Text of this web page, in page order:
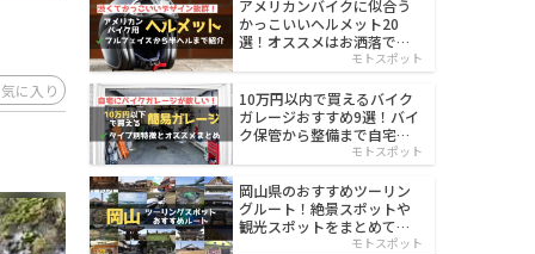
に入り
アメリカンバイクに似合う
かっこいいヘルメット20
選！オススメはお洒落でワ
モトスポット
10万円以内で買えるバイク
ガレージおすすめ9選！バイ
ク保管から整備まで自宅で
モトスポット
岡山県のおすすめツーリン
グルート！絶景スポットや
観光スポットをまとめて紹
モトスポット